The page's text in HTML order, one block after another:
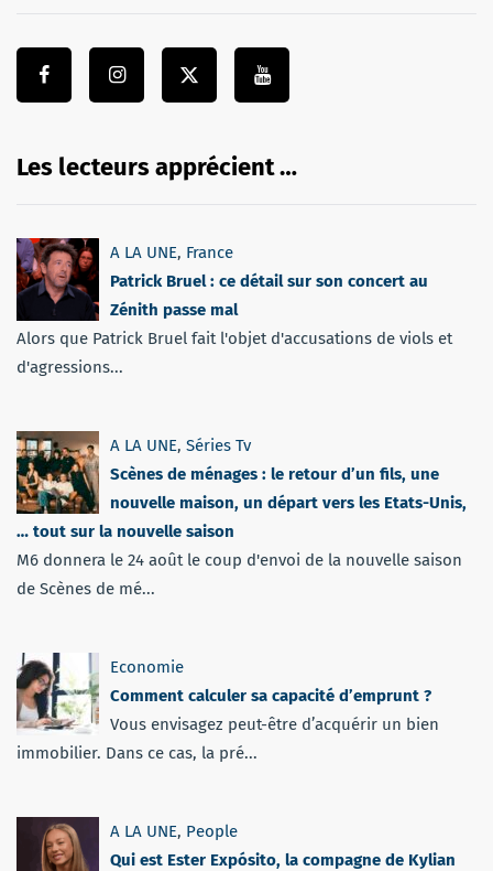
Les lecteurs apprécient …
A LA UNE, France
Patrick Bruel : ce détail sur son concert au
Zénith passe mal
Alors que Patrick Bruel fait l'objet d'accusations de viols et
d'agressions...
A LA UNE, Séries Tv
Scènes de ménages : le retour d’un fils, une
nouvelle maison, un départ vers les Etats-Unis,
… tout sur la nouvelle saison
M6 donnera le 24 août le coup d'envoi de la nouvelle saison
de Scènes de mé...
Economie
Comment calculer sa capacité d’emprunt ?
Vous envisagez peut-être d’acquérir un bien
immobilier. Dans ce cas, la pré...
A LA UNE, People
Qui est Ester Expósito, la compagne de Kylian